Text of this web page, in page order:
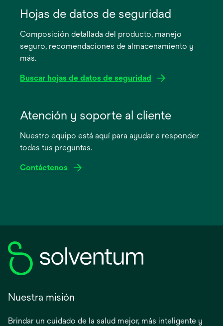
abre
pestaña
nueva
Hojas de datos de seguridad
Composición detallada del producto, manejo
seguro, recomendaciones de almacenamiento y
más.
Buscar hojas de datos de seguridad
abre
pestaña
Atención y soporte al cliente
Nuestro equipo está aquí para ayudar a responder
todas tus preguntas.
Contáctenos
Nuestra misión
Brindar un cuidado de la salud mejor, más inteligente y